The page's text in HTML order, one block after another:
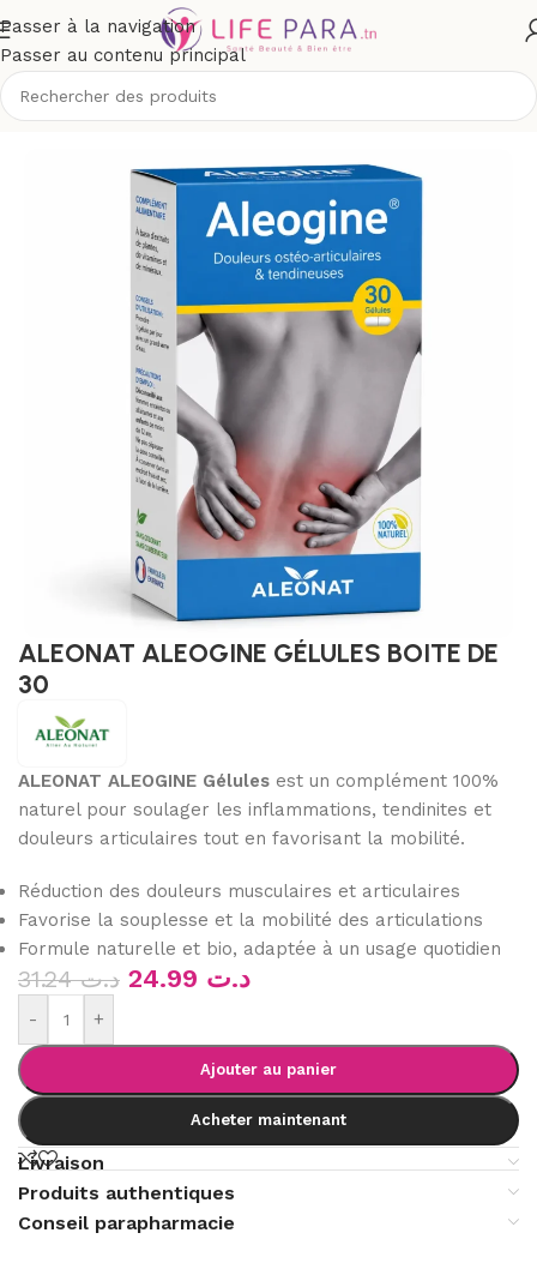
Passer à la navigation
Passer au contenu principal
Boutique/Compléments alimentaires/Confort/Articulations
ALEONAT ALEOGINE GÉLULES BOITE DE
30
ALEONAT ALEOGINE Gélules est un complément 100%
naturel pour soulager les inflammations, tendinites et
douleurs articulaires tout en favorisant la mobilité.
Réduction des douleurs musculaires et articulaires
Favorise la souplesse et la mobilité des articulations
Formule naturelle et bio, adaptée à un usage quotidien
د.ت31.24 د.ت
- +
Ajouter au panier
Acheter maintenant
Livraison
Produits authentiques
Conseil parapharmacie